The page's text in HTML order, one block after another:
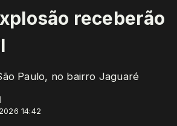
receberão
Paulo, no bairro Jaguaré
14:42